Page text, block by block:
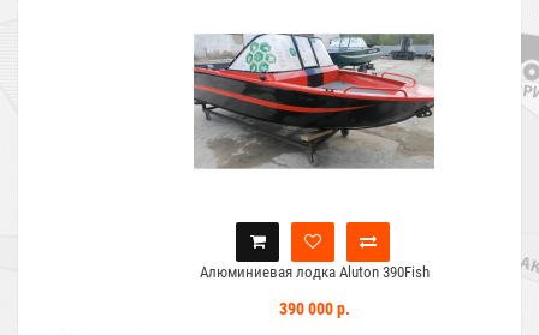
Алюминиевая лодка Aluton 390Fish
390 000 р.